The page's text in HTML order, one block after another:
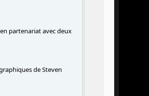
partenariat avec deux
de Steven